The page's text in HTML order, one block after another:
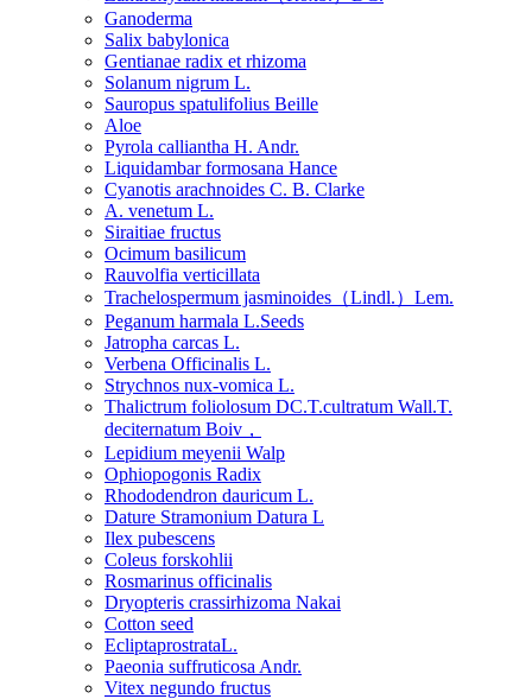
Ganoderma
Salix babylonica
Gentianae radix et rhizoma
Solanum nigrum L.
Sauropus spatulifolius Beille
Aloe
Pyrola calliantha H. Andr.
Liquidambar formosana Hance
Cyanotis arachnoides C. B. Clarke
A. venetum L.
Siraitiae fructus
Ocimum basilicum
Rauvolfia verticillata
Trachelospermum jasminoides（Lindl.）Lem.
Peganum harmala L.Seeds
Jatropha carcas L.
Verbena Officinalis L.
Strychnos nux-vomica L.
Thalictrum foliolosum DC.T.cultratum Wall.T.
deciternatum Boiv，
Lepidium meyenii Walp
Ophiopogonis Radix
Rhododendron dauricum L.
Dature Stramonium Datura L
Ilex pubescens
Coleus forskohlii
Rosmarinus officinalis
Dryopteris crassirhizoma Nakai
Cotton seed
EcliptaprostrataL.
Paeonia suffruticosa Andr.
Vitex negundo fructus